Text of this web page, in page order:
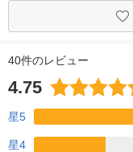
40件のレビュー
4.75
星5
星4